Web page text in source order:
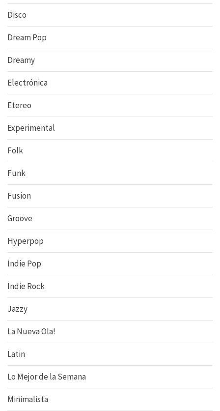
Disco
Dream Pop
Dreamy
Electrónica
Etereo
Experimental
Folk
Funk
Fusion
Groove
Hyperpop
Indie Pop
Indie Rock
Jazzy
La Nueva Ola!
Latin
Lo Mejor de la Semana
Minimalista